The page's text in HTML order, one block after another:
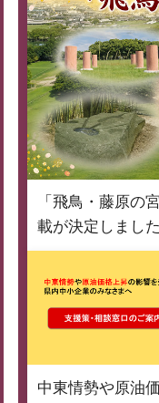
「飛鳥・藤原の
載が決定しました
中東情勢や原油